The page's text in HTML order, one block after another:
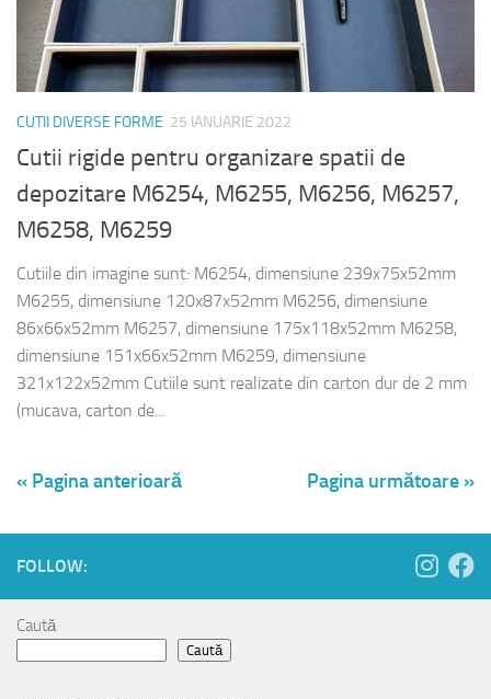
CUTII DIVERSE FORME 25 IANUARIE 2022
Cutii rigide pentru organizare spatii de
depozitare M6254, M6255, M6256, M6257,
M6258, M6259
Cutiile din imagine sunt: M6254, dimensiune 239x75x52mm
M6255, dimensiune 120x87x52mm M6256, dimensiune
86x66x52mm M6257, dimensiune 175x118x52mm M6258,
dimensiune 151x66x52mm M6259, dimensiune
321x122x52mm Cutiile sunt realizate din carton dur de 2 mm
(mucava, carton de...
« Pagina anterioară Pagina următoare »
FOLLOW:
Caută
Caută